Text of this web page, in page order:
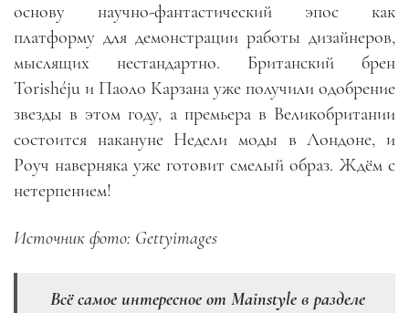
основу научно-фантастический эпос как
платформу для демонстрации работы дизайнеров,
мыслящих нестандартно. Британский брен
Torishéju и Паоло Карзана уже получили одобрение
звезды в этом году, а премьера в Великобритании
состоится накануне Недели моды в Лондоне, и
Роуч наверняка уже готовит смелый образ. Ждём с
нетерпением!
Источник фото: Gettyimages
Всё самое интересное от Mainstyle в разделе